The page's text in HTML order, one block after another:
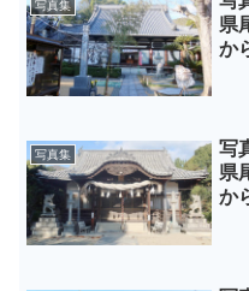
写真集
県
か
写真集
写
県
か